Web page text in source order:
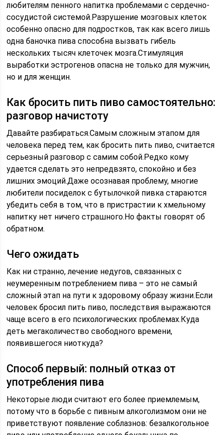
любителям пенного напитка проблемами с сердечно-
сосудистой системой.Разрушение мозговых клеток
особенно опасно для подростков, так как всего лишь
одна баночка пива способна вызвать гибель
нескольких тысяч клеточек мозга.Стимуляция
выработки эстрогенов опасна не только для мужчин,
но и для женщин.
Как бросить пить пиво самостоятельно:
разговор начистоту
Давайте разбираться.Самым сложным этапом для
человека перед тем, как бросить пить пиво, считается
серьезный разговор с самим собой.Редко кому
удается сделать это непредвзято, спокойно и без
лишних эмоций.Даже осознавая проблему, многие
любители посиделок с бутылочкой пивка стараются
убедить себя в том, что в пристрастии к хмельному
напитку нет ничего страшного.Но факты говорят об
обратном.
Чего ожидать
Как ни странно, лечение недугов, связанных с
неумеренным потреблением пива – это не самый
сложный этап на пути к здоровому образу жизни.Если
человек бросил пить пиво, последствия выражаются
чаще всего в его психологических проблемах.Куда
деть мегаколичество свободного времени,
появившегося ниоткуда?
Способ первый: полный отказ от
употребления пива
Некоторые люди считают его более приемлемым,
потому что в борьбе с пивным алкоголизмом они не
приветствуют появление соблазнов: безалкогольное